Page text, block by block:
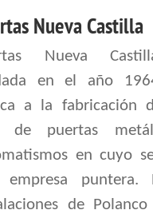
Nueva Castilla
Nueva
en el año
a la fabricación
de puertas
en cuyo
empresa puntera.
de